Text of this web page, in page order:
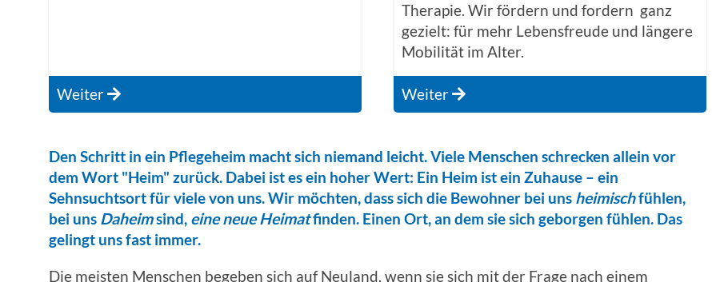
Weiter
Therapie. Wir fördern und fordern ganz
gezielt: für mehr Lebensfreude und längere
Mobilität im Alter.
Weiter
Den Schritt in ein Pflegeheim macht sich niemand leicht. Viele Menschen schrecken allein vor
dem Wort "Heim" zurück. Dabei ist es ein hoher Wert: Ein Heim ist ein Zuhause – ein
Sehnsuchtsort für viele von uns. Wir möchten, dass sich die Bewohner bei uns heimischfühlen,
bei uns Daheimsind, eine neue Heimatfinden. Einen Ort, an dem sie sich geborgen fühlen. Das
gelingt uns fast immer.
Die meisten Menschen begeben sich auf Neuland, wenn sie sich mit der Frage nach einem